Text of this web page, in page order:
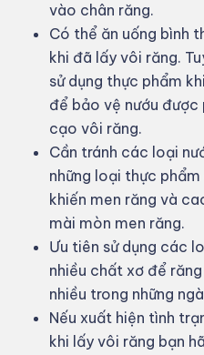
vào chân răng.
Có thể ăn uống bình
khi đã lấy vôi răng.
sử dụng thực phẩm
để bảo vệ nướu được
cạo vôi răng.
Cần tránh các loại
những loại thực
khiến men răng và
mài mòn men răng.
Ưu tiên sử dụng các
nhiều chất xơ để
nhiều trong những
Nếu xuất hiện tình
khi lấy vôi răng bạn